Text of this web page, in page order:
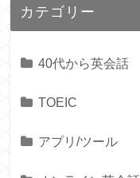
カテゴリー
40代から英会話
TOEIC
アプリ/ツール